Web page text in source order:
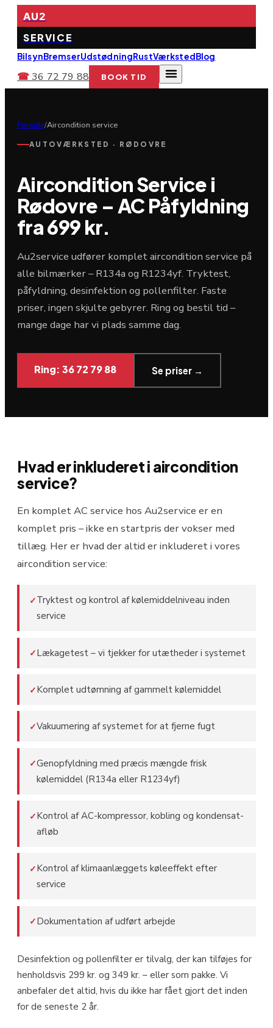
AU2
SERVICE
BilsynBremserUdstødningRustVærkstedBlog
☎36 72 79 88 BOOK TID
Forside/Aircondition service
AUTOVÆRKSTED · RØDOVRE
Aircondition Service i
Rødovre – AC Påfyldning
fra 699 kr.
Au2service udfører komplet aircondition service på
alle bilmærker – R134a og R1234yf. Tryktest,
påfyldning, desinfektion og pollenfilter. Faste
priser, ingen skjulte gebyrer. Ring og bestil tid –
mange dage har vi plads samme dag.
Ring: 36 72 79 88 Se priser →
Hvad er inkluderet i aircondition
service?
En komplet AC service hos Au2service er en
komplet pris – ikke en startpris der vokser med
tillæg. Her er hvad der altid er inkluderet i vores
aircondition service:
✓Tryktest og kontrol af kølemiddelniveau inden
service
✓Lækagetest – vi tjekker for utætheder i systemet
✓Komplet udtømning af gammelt kølemiddel
✓Vakuumering af systemet for at fjerne fugt
✓Genopfyldning med præcis mængde frisk
kølemiddel (R134a eller R1234yf)
✓Kontrol af AC-kompressor, kobling og kondensat-
afløb
✓Kontrol af klimaanlæggets køleeffekt efter
service
✓Dokumentation af udført arbejde
Desinfektion og pollenfilter er tilvalg, der kan tilføjes for
henholdsvis 299 kr. og 349 kr. – eller som pakke. Vi
anbefaler det altid, hvis du ikke har fået gjort det inden
for de seneste 2 år.